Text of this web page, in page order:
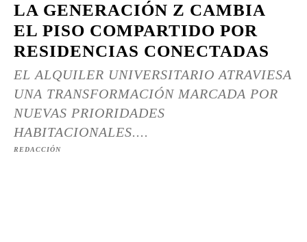
LA GENERACIÓN Z CAMBIA
EL PISO COMPARTIDO POR
RESIDENCIAS CONECTADAS
EL ALQUILER UNIVERSITARIO ATRAVIESA
UNA TRANSFORMACIÓN MARCADA POR
NUEVAS PRIORIDADES
HABITACIONALES....
REDACCIÓN